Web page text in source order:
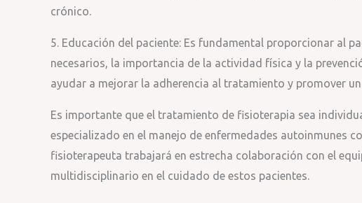
crónico.
5. Educación del paciente: Es fundamental proporcionar al
necesarios, la importancia de la actividad física y la
ayudar a mejorar la adherencia al tratamiento y promover
Es importante que el tratamiento de fisioterapia sea
especializado en el manejo de enfermedades autoinmunes
fisioterapeuta trabajará en estrecha colaboración con el
multidisciplinario en el cuidado de estos pacientes.